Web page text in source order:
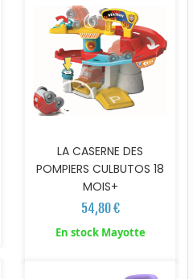
LA CASERNE DES
POMPIERS CULBUTOS 18
MOIS+
54,80 €
En stock Mayotte